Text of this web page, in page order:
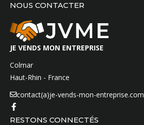
NOUS CONTACTER
JE VENDS MON ENTREPRISE
Colmar
Haut-Rhin - France
contact(a)je-vends-mon-entreprise.com
RESTONS CONNECTÉS